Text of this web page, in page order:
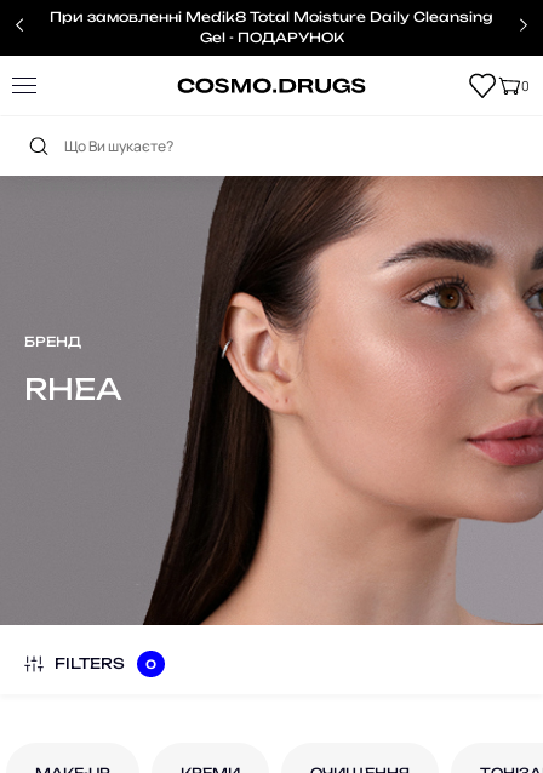
При замовленні Medik8 Total Moisture Daily Cleansing
Gel - ПОДАРУНОК
0
БРЕНД
RHEA
FILTERS 0